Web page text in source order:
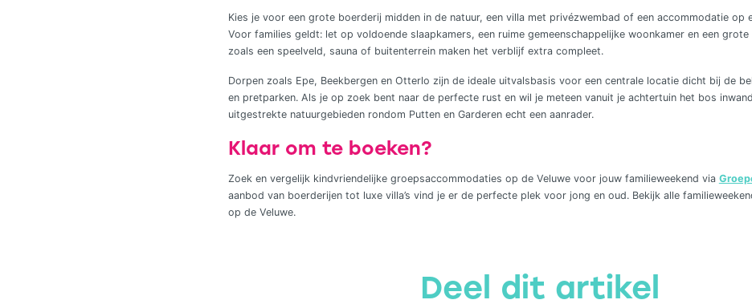
Kies je voor een grote boerderij midden in de natuur, een villa met privézwembad of een accommodatie op
Voor families geldt: let op voldoende slaapkamers, een ruime gemeenschappelijke woonkamer en een grote
zoals een speelveld, sauna of buitenterrein maken het verblijf extra compleet.
Dorpen zoals Epe, Beekbergen en Otterlo zijn de ideale uitvalsbasis voor een centrale locatie dicht bij de
en pretparken. Als je op zoek bent naar de perfecte rust en wil je meteen vanuit je achtertuin het bos
uitgestrekte natuurgebieden rondom Putten en Garderen echt een aanrader.
Klaar om te boeken?
Zoek en vergelijk kindvriendelijke groepsaccommodaties op de Veluwe voor jouw familieweekend via
aanbod van boerderijen tot luxe villa’s vind je er de perfecte plek voor jong en oud. Bekijk alle
op de Veluwe.
Deel dit artikel